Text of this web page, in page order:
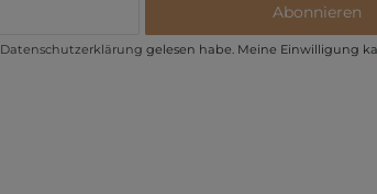
Abonnieren
Daten­schutz­erklärung gelesen habe. Meine Einwilligung